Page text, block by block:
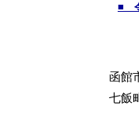
■
函館
七飯